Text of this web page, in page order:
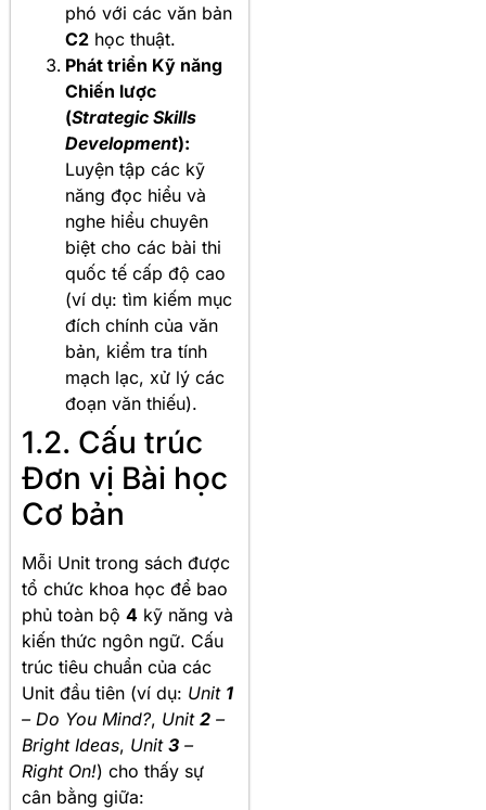
phó với các văn bản
C2 học thuật.
Phát triển Kỹ năng
Chiến lược
(Strategic Skills
Development):
Luyện tập các kỹ
năng đọc hiểu và
nghe hiểu chuyên
biệt cho các bài thi
quốc tế cấp độ cao
(ví dụ: tìm kiếm mục
đích chính của văn
bản, kiểm tra tính
mạch lạc, xử lý các
đoạn văn thiếu).
1.2. Cấu trúc
Đơn vị Bài học
Cơ bản
Mỗi Unit trong sách được
tổ chức khoa học để bao
phủ toàn bộ 4 kỹ năng và
kiến thức ngôn ngữ. Cấu
trúc tiêu chuẩn của các
Unit đầu tiên (ví dụ: Unit 1
– Do You Mind?, Unit 2 –
Bright Ideas, Unit 3 –
Right On!) cho thấy sự
cân bằng giữa: